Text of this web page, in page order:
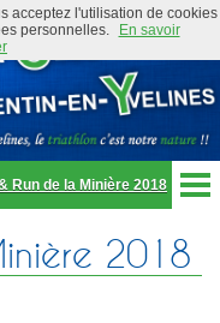
Run de la Minière 2018
2018
acceptez l'utilisation de cookies
personnelles.
En savoir